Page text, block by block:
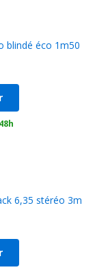
l'ensemble de
de
blindé éco 1m50
6,35 stéréo 3m